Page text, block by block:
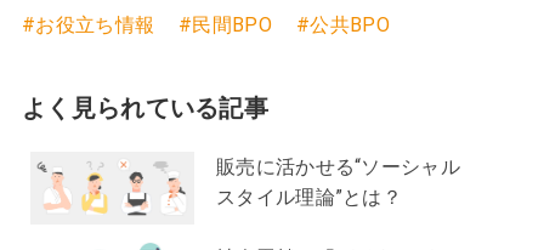
とても重要です。お客様を理解しようとする会話こ
で直面しやすい3つの壁 ここまでは接客と販売の違
いについて説明してきました。皆さんどのように感
うえで、販売へ舵を切った方の多くが直面する課題
を見ていきましょう。販売の流れは大きく下記のよ
うに分けられます。①声掛け②興味付け③課題確認
えば「派遣先企業が派遣会社から人材を受け入れて
いたが、その派遣会社は自社で雇用していない別の
いた。」など、派遣が二段階構造となる形態は、労
長期的に雇用を続けたい場合には不向き 派遣は契約
期間が定まっており、契約終了ごとに人が入れ替わ
る可能性があるため、長期的な育成や組織への定着
データは取っているものの、「どう活用すればいい
から運用を始めようとしている方にとっても、今回
の内容が、販売促進や顧客満足度の向上につながる
ー/NPSとは 【口コミ・レビューとは】 口コミ・レ
ビューとは、実際に商品やサービスを利用した顧客
#お役立ち情報 #民間BPO #公共BPO
よく見られている記事
販売に活かせる“ソーシャル
スタイル理論”とは？